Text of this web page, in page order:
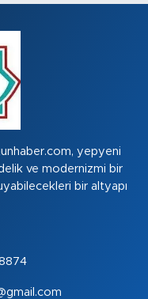
yepyeni
ve modernizmi bir
bir altyapı